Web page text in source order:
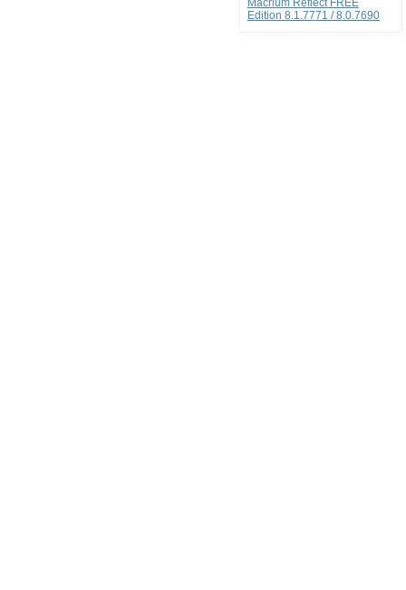
Macrium Reflect FREE
Edition 8.1.7771 / 8.0.7690